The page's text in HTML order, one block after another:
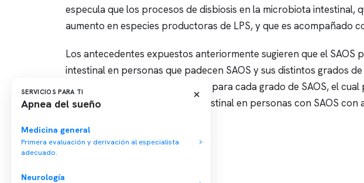
especula que los procesos de disbiosis en la microbiota
aumento en especies productoras de LPS, y que es acompañado
Los antecedentes expuestos anteriormente sugieren que el
intestinal en personas que padecen SAOS y sus distintos grados
bacterianos, definiendo un perfil para cada grado de SAOS, el
los cambios de la microbiota intestinal en personas con SAOS
SERVICIOS PARA TI
Apnea del sueño
×
Medicina general
Primera evaluación y derivación al especialista
adecuado.
Neurología